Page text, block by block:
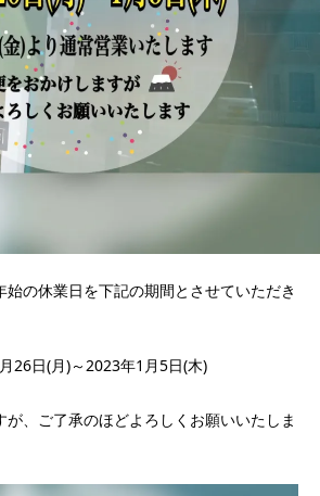
の休業日を下記の期間とさせていただき
26日(月)～2023年1月5日(木)
が、ご了承のほどよろしくお願いいたしま